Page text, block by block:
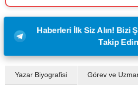
Haberleri İlk Siz Alın! Bizi
Takip
Yazar Biyografisi Görev ve